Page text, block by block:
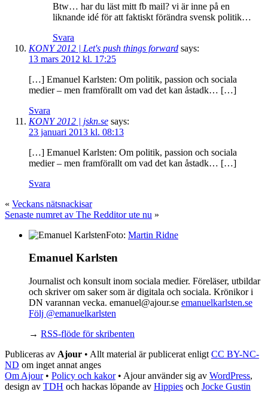
Btw… har du läst mitt fb mail? vi är inne på en
liknande idé för att faktiskt förändra svensk politik…
Svara
KONY 2012 | Let's push things forward says:
13 mars 2012 kl. 17:25
[…] Emanuel Karlsten: Om politik, passion och sociala
medier – men framförallt om vad det kan åstadk… […]
Svara
KONY 2012 | jskn.se says:
23 januari 2013 kl. 08:13
[…] Emanuel Karlsten: Om politik, passion och sociala
medier – men framförallt om vad det kan åstadk… […]
Svara
« Veckans nätsnackisar
Senaste numret av The Redditor ute nu »
Foto: Martin Ridne
Emanuel Karlsten
Journalist och konsult inom sociala medier. Föreläser, utbildar
och skriver om saker som är digitala och sociala. Krönikor i
DN varannan vecka. emanuel@ajour.se emanuelkarlsten.se
Följ @emanuelkarlsten
→ RSS-flöde för skribenten
Publiceras av Ajour • Allt material är publicerat enligt CC BY-NC-
ND om inget annat anges
Om Ajour• Policy och kakor• Ajour använder sig av WordPress,
design av TDH och hackas löpande av Hippies och Jocke Gustin